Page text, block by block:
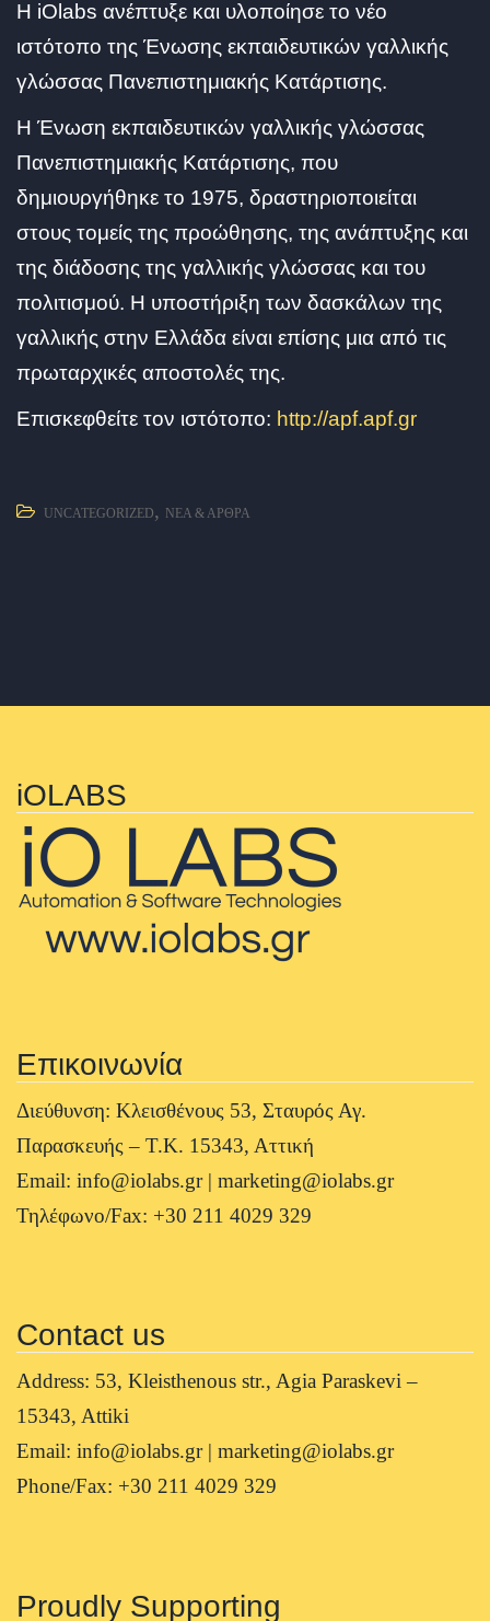
Η iOlabs ανέπτυξε και υλοποίησε το νέο
ιστότοπο της Ένωσης εκπαιδευτικών γαλλικής
γλώσσας Πανεπιστημιακής Κατάρτισης.
Η Ένωση εκπαιδευτικών γαλλικής γλώσσας
Πανεπιστημιακής Κατάρτισης, που
δημιουργήθηκε το 1975, δραστηριοποιείται
στους τομείς της προώθησης, της ανάπτυξης και
της διάδοσης της γαλλικής γλώσσας και του
πολιτισμού. Η υποστήριξη των δασκάλων της
γαλλικής στην Ελλάδα είναι επίσης μια από τις
πρωταρχικές αποστολές της.
Επισκεφθείτε τον ιστότοπο: http://apf.apf.gr
UNCATEGORIZED, ΝΈΑ & ΆΡΘΡΑ
iOLABS
Επικοινωνία
Διεύθυνση: Κλεισθένους 53, Σταυρός Αγ.
Παρασκευής – Τ.Κ. 15343, Αττική
Email: info@iolabs.gr | marketing@iolabs.gr
Τηλέφωνο/Fax: +30 211 4029 329
Contact us
Address: 53, Kleisthenous str., Agia Paraskevi –
15343, Attiki
Email: info@iolabs.gr | marketing@iolabs.gr
Phone/Fax: +30 211 4029 329
Proudly Supporting